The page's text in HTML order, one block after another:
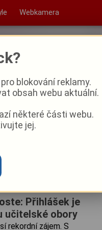
Webkamera
Přihlášek je
učitelské obory
rekordní zájem. S
blokování reklamy.
obsah webu aktuální.
některé části webu.
jej.